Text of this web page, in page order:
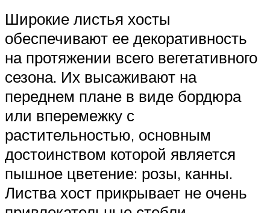
Широкие листья хосты
обеспечивают ее декоративность
на протяжении всего вегетативного
сезона. Их высаживают на
переднем плане в виде бордюра
или вперемежку с
растительностью, основным
достоинством которой является
пышное цветение: розы, канны.
Листва хост прикрывает не очень